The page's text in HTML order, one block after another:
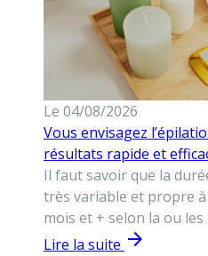
Le 04/08/2026
Vous envisagez
résultats rapide et
Il faut savoir que la
très variable et propre à
mois et + selon la ou les
Lire la suite arrow_forward